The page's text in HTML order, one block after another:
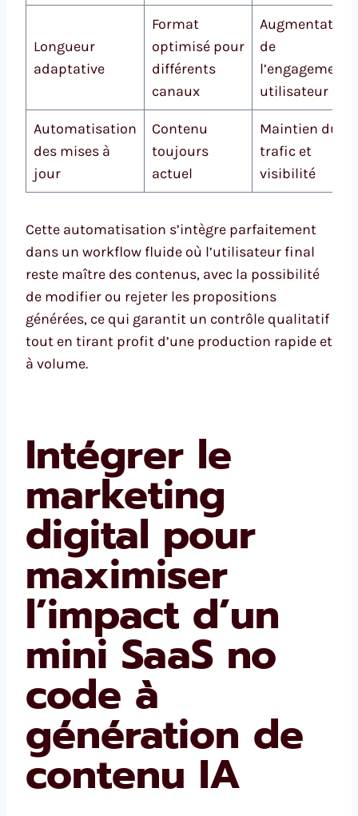
Longueur
adaptative
Format
optimisé pour
différents
canaux
Augmentation
de
l’engagement
utilisateur
Automatisation
des mises à
jour
Contenu
toujours
actuel
Maintien du
trafic et
visibilité
Cette automatisation s’intègre parfaitement
dans un workflow fluide où l’utilisateur final
reste maître des contenus, avec la possibilité
de modifier ou rejeter les propositions
générées, ce qui garantit un contrôle qualitatif
tout en tirant profit d’une production rapide et
à volume.
Intégrer le
marketing
digital pour
maximiser
l’impact d’un
mini SaaS no
code à
génération de
contenu IA